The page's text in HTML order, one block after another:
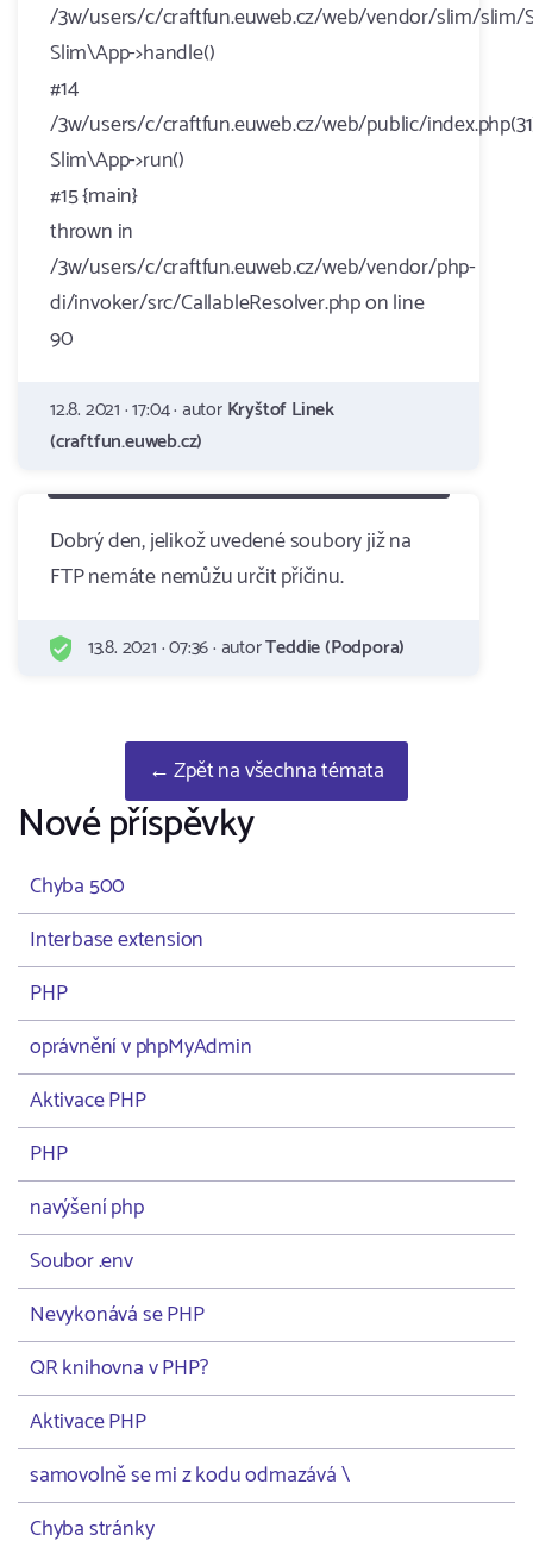
/3w/users/c/craftfun.euweb.cz/web/vendor/slim/slim/
Slim\App->handle()
#14
/3w/users/c/craftfun.euweb.cz/web/public/
Slim\App->run()
#15 {main}
thrown in
/3w/users/c/craftfun.euweb.cz/web/vendor/php-
di/invoker/src/CallableResolver.php on line
90
12.8. 2021 · 17:04 · autorKryštof Linek
(craftfun.euweb.cz)
Dobrý den, jelikož uvedené soubory již na
FTP nemáte nemůžu určit příčinu.
13.8. 2021 · 07:36 · autorTeddie (Podpora)
← Zpět na všechna témata
Nové příspěvky
Chyba 500
Interbase extension
PHP
oprávnění v phpMyAdmin
Aktivace PHP
PHP
navýšení php
Soubor .env
Nevykonává se PHP
QR knihovna v PHP?
Aktivace PHP
samovolně se mi z kodu odmazává \
Chyba stránky